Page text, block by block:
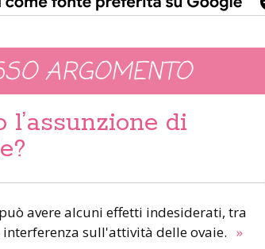
ARGOMENTO
di
avere alcuni effetti indesiderati, tra
sull'attività delle ovaie. »